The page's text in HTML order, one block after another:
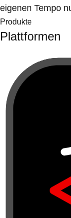
eigenen Tempo
Produkte
Plattformen